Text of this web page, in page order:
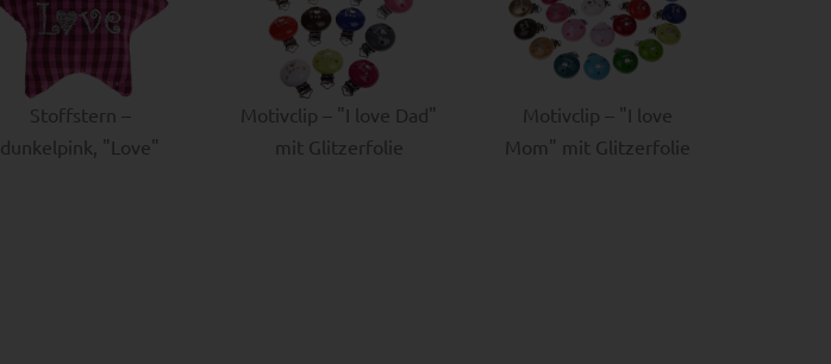
Stoffstern –
dunkelpink, "Love"
Motivclip – "I love Dad"
mit Glitzerfolie
Motivclip – "I love
Mom" mit Glitzerfolie